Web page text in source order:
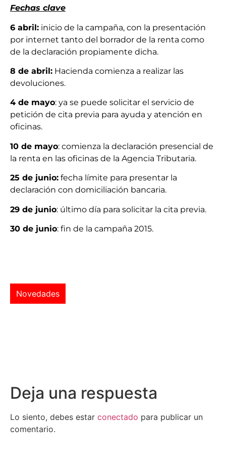
Fechas clave
6 abril: inicio de la campaña, con la presentación
por internet tanto del borrador de la renta como
de la declaración propiamente dicha.
8 de abril: Hacienda comienza a realizar las
devoluciones.
4 de mayo: ya se puede solicitar el servicio de
petición de cita previa para ayuda y atención en
oficinas.
10 de mayo: comienza la declaración presencial de
la renta en las oficinas de la Agencia Tributaria.
25 de junio: fecha límite para presentar la
declaración con domiciliación bancaria.
29 de junio: último día para solicitar la cita previa.
30 de junio: fin de la campaña 2015.
Novedades
Deja una respuesta
Lo siento, debes estar conectado para publicar un
comentario.